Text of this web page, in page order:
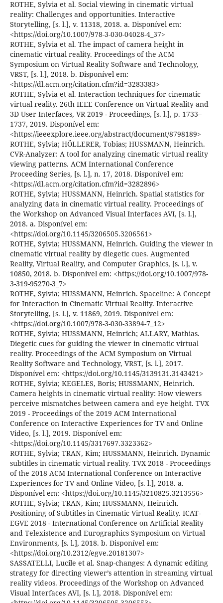
ROTHE, Sylvia et al. Social viewing in cinematic virtual
reality: Challenges and opportunities. Interactive
Storytelling, [s. l.], v. 11318, 2018. a. Disponível em:
<https://doi.org/10.1007/978-3-030-04028-4_37>
ROTHE, Sylvia et al. The impact of camera height in
cinematic virtual reality. Proceedings of the ACM
Symposium on Virtual Reality Software and Technology,
VRST, [s. l.], 2018. b. Disponível em:
<https://dl.acm.org/citation.cfm?id=3283383>
ROTHE, Sylvia et al. Interaction techniques for cinematic
virtual reality. 26th IEEE Conference on Virtual Reality and
3D User Interfaces, VR 2019 - Proceedings, [s. l.], p. 1733–
1737, 2019. Disponível em:
<https://ieeexplore.ieee.org/abstract/document/8798189>
ROTHE, Sylvia; HÖLLERER, Tobias; HUSSMANN, Heinrich.
CVR-Analyzer: A tool for analyzing cinematic virtual reality
viewing patterns. ACM International Conference
Proceeding Series, [s. l.], n. 17, 2018. Disponível em:
<https://dl.acm.org/citation.cfm?id=3282896>
ROTHE, Sylvia; HUSSMANN, Heinrich. Spatial statistics for
analyzing data in cinematic virtual reality. Proceedings of
the Workshop on Advanced Visual Interfaces AVI, [s. l.],
2018. a. Disponível em:
<https://doi.org/10.1145/3206505.3206561>
ROTHE, Sylvia; HUSSMANN, Heinrich. Guiding the viewer in
cinematic virtual reality by diegetic cues. Augmented
Reality, Virtual Reality, and Computer Graphics, [s. l.], v.
10850, 2018. b. Disponível em: <https://doi.org/10.1007/978-
3-319-95270-3_7>
ROTHE, Sylvia; HUSSMANN, Heinrich. Spaceline: A Concept
for Interaction in Cinematic Virtual Reality. Interactive
Storytelling, [s. l.], v. 11869, 2019. Disponível em:
<https://doi.org/10.1007/978-3-030-33894-7_12>
ROTHE, Sylvia; HUSSMANN, Heinrich; ALLARY, Mathias.
Diegetic cues for guiding the viewer in cinematic virtual
reality. Proceedings of the ACM Symposium on Virtual
Reality Software and Technology, VRST, [s. l.], 2017.
Disponível em: <https://doi.org/10.1145/3139131.3143421>
ROTHE, Sylvia; KEGELES, Boris; HUSSMANN, Heinrich.
Camera heights in cinematic virtual reality: How viewers
perceive mismatches between camera and eye height. TVX
2019 - Proceedings of the 2019 ACM International
Conference on Interactive Experiences for TV and Online
Video, [s. l.], 2019. Disponível em:
<https://doi.org/10.1145/3317697.3323362>
ROTHE, Sylvia; TRAN, Kim; HUSSMANN, Heinrich. Dynamic
subtitles in cinematic virtual reality. TVX 2018 - Proceedings
of the 2018 ACM International Conference on Interactive
Experiences for TV and Online Video, [s. l.], 2018. a.
Disponível em: <https://doi.org/10.1145/3210825.3213556>
ROTHE, Sylvia; TRAN, Kim; HUSSMANN, Heinrich.
Positioning of Subtitles in Cinematic Virtual Reality. ICAT-
EGVE 2018 - International Conference on Artificial Reality
and Telexistence and Eurographics Symposium on Virtual
Environments, [s. l.], 2018. b. Disponível em:
<https://doi.org/10.2312/egve.20181307>
SASSATELLI, Lucile et al. Snap-changes: A dynamic editing
strategy for directing viewer’s attention in streaming virtual
reality videos. Proceedings of the Workshop on Advanced
Visual Interfaces AVI, [s. l.], 2018. Disponível em: